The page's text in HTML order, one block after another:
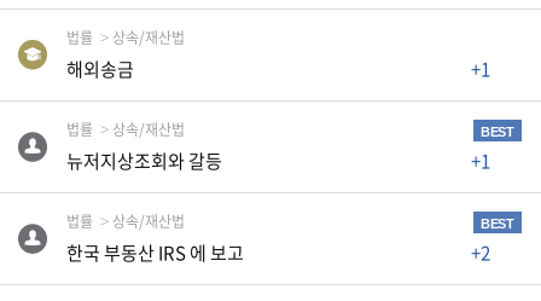
정
혜
택
서
스
전
문
법률 상속/재산법
해외송금 +1
법률 상속/재산법 BEST
뉴저지상조회와 갈등 +1
법률 상속/재산법 BEST
한국 부동산 IRS 에 보고 +2